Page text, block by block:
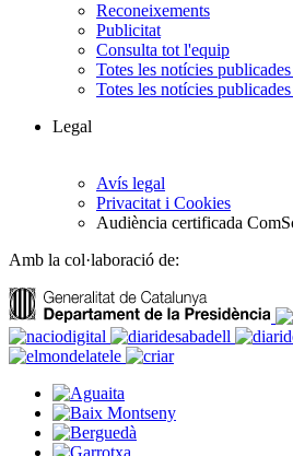
Reconeixements
Publicitat
Consulta tot l'equip
Totes les notícies
Totes les notícies
Legal
Avís legal
Privacitat i Cookies
Audiència certificada
Amb la col·laboració de: